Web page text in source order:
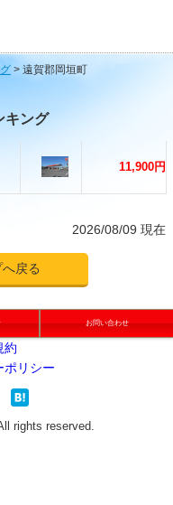
> 遠賀郡岡垣町
キング
11,900円
2026/08/09 現在
戻る
お問い合わせ